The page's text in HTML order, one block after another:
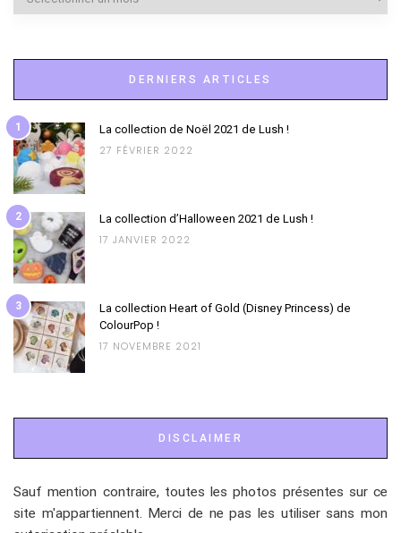
DERNIERS ARTICLES
1 La collection de Noël 2021 de Lush !
27 FÉVRIER 2022
2 La collection d’Halloween 2021 de Lush !
17 JANVIER 2022
3
La collection Heart of Gold (Disney Princess) de
ColourPop !
17 NOVEMBRE 2021
DISCLAIMER
Sauf mention contraire, toutes les photos présentes sur ce
site m'appartiennent. Merci de ne pas les utiliser sans mon